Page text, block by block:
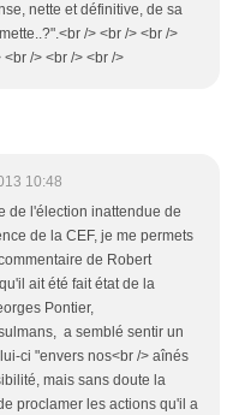
nette et définitive, de sa
/> <br /> <br />
/> <br /> <br />
10:48
de l'élection inattendue de
de la CEF, je me permets
de Robert
ait été fait état de la
Pontier,
a semblé sentir un
ci "envers nos<br /> aînés
mais sans doute la
proclamer les actions qu'il a